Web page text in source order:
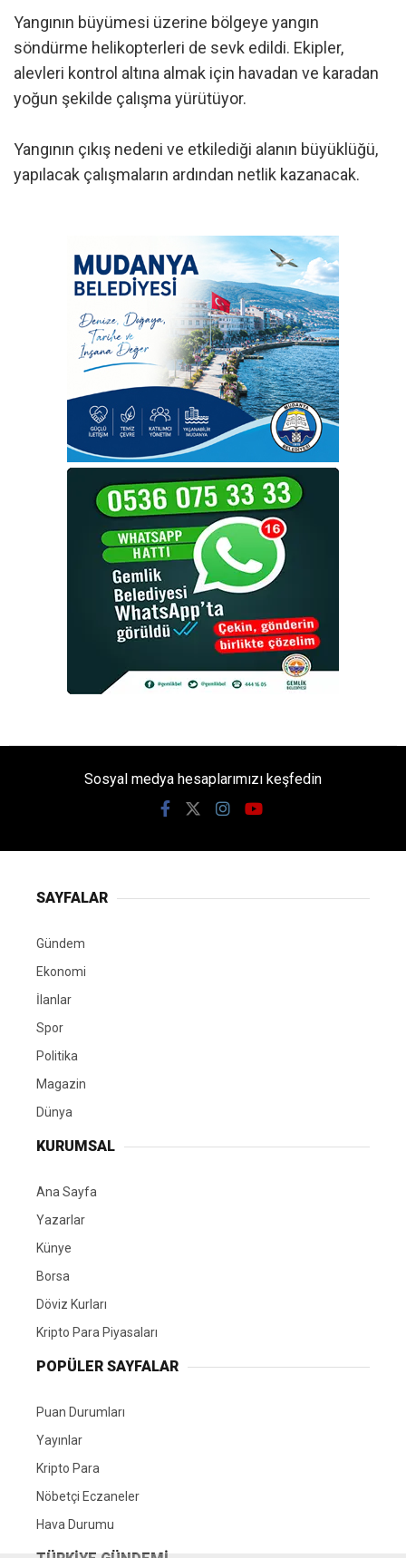
Yangının büyümesi üzerine bölgeye yangın
söndürme helikopterleri de sevk edildi. Ekipler,
alevleri kontrol altına almak için havadan ve karadan
yoğun şekilde çalışma yürütüyor.
Yangının çıkış nedeni ve etkilediği alanın büyüklüğü,
yapılacak çalışmaların ardından netlik kazanacak.
Sosyal medya hesaplarımızı keşfedin
SAYFALAR
Gündem
Ekonomi
İlanlar
Spor
Politika
Magazin
Dünya
KURUMSAL
Ana Sayfa
Yazarlar
Künye
Borsa
Döviz Kurları
Kripto Para Piyasaları
POPÜLER SAYFALAR
Puan Durumları
Yayınlar
Kripto Para
Nöbetçi Eczaneler
Hava Durumu